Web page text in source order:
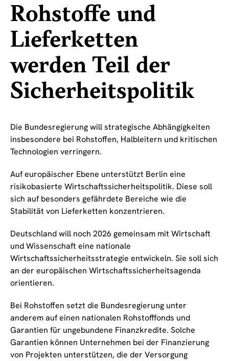
Rohstoffe und
Lieferketten
werden Teil der
Sicherheitspolitik
Die Bundesregierung will strategische Abhängigkeiten
insbesondere bei Rohstoffen, Halbleitern und kritischen
Technologien verringern.
Auf europäischer Ebene unterstützt Berlin eine
risikobasierte Wirtschaftssicherheitspolitik. Diese soll
sich auf besonders gefährdete Bereiche wie die
Stabilität von Lieferketten konzentrieren.
Deutschland will noch 2026 gemeinsam mit Wirtschaft
und Wissenschaft eine nationale
Wirtschaftssicherheitsstrategie entwickeln. Sie soll sich
an der europäischen Wirtschaftssicherheitsagenda
orientieren.
Bei Rohstoffen setzt die Bundesregierung unter
anderem auf einen nationalen Rohstofffonds und
Garantien für ungebundene Finanzkredite. Solche
Garantien können Unternehmen bei der Finanzierung
von Projekten unterstützen, die der Versorgung